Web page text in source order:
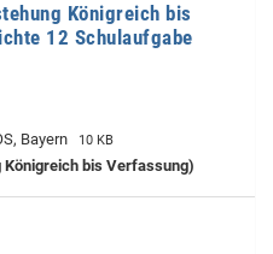
Königreich bis
12 Schulaufgabe
Bayern 10 KB
bis Verfassung)